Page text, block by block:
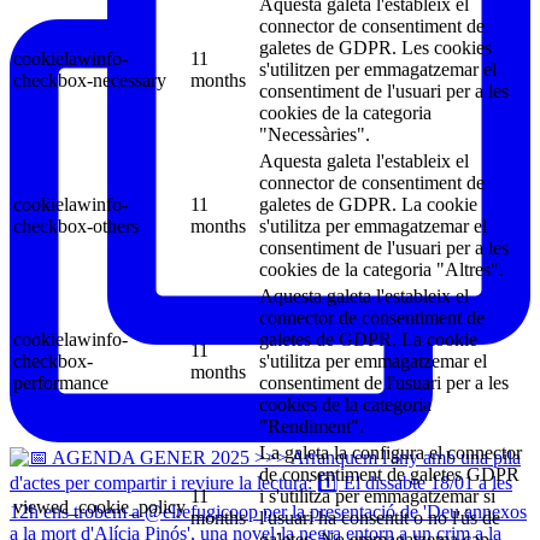
cookielawinfo-
checkbox-necessary
11
months
connector de consentiment de
galetes de GDPR. Les cookies
s'utilitzen per emmagatzemar el
consentiment de l'usuari per a les
cookies de la categoria
"Necessàries".
cookielawinfo-
checkbox-others
11
months
Aquesta galeta l'estableix el
connector de consentiment de
galetes de GDPR. La cookie
s'utilitza per emmagatzemar el
consentiment de l'usuari per a les
cookies de la categoria "Altres".
cookielawinfo-
checkbox-
performance
11
months
Aquesta galeta l'estableix el
connector de consentiment de
galetes de GDPR. La cookie
s'utilitza per emmagatzemar el
consentiment de l'usuari per a les
cookies de la categoria
"Rendiment".
viewed_cookie_policy
11
months
La galeta la configura el connector
de consentiment de galetes GDPR
i s'utilitza per emmagatzemar si
l'usuari ha consentit o no l'ús de